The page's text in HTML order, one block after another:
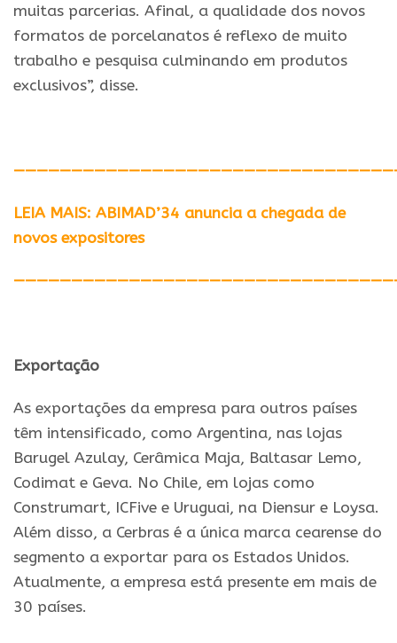
muitas parcerias. Afinal, a qualidade dos novos
formatos de porcelanatos é reflexo de muito
trabalho e pesquisa culminando em produtos
exclusivos”, disse.
LEIA MAIS: ABIMAD’34 anuncia a chegada de
novos expositores
Exportação
As exportações da empresa para outros países
têm intensificado, como Argentina, nas lojas
Barugel Azulay, Cerâmica Maja, Baltasar Lemo,
Codimat e Geva. No Chile, em lojas como
Construmart, ICFive e Uruguai, na Diensur e Loysa.
Além disso, a Cerbras é a única marca cearense do
segmento a exportar para os Estados Unidos.
Atualmente, a empresa está presente em mais de
30 países.